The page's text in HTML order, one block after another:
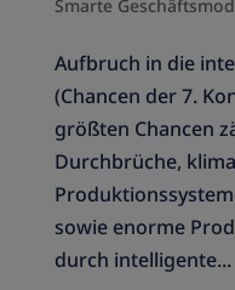
Smarte
Aufbruch in die
(Chancen der 7.
größten Chancen
Durchbrüche,
sowie enorme
durch intelligente...